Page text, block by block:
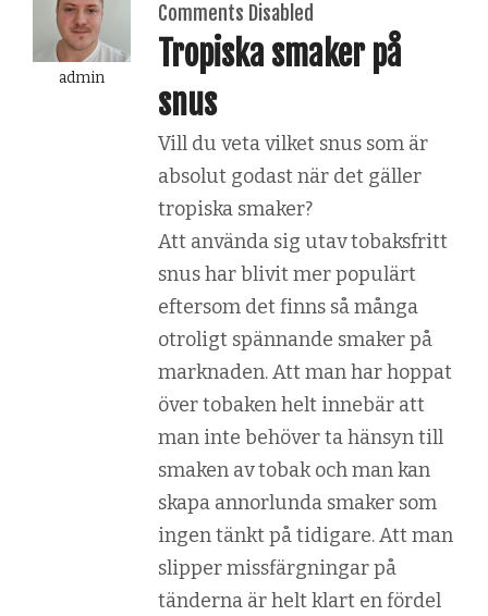
admin
Comments Disabled
Tropiska smaker på
snus
Vill du veta vilket snus som är
absolut godast när det gäller
tropiska smaker?
Att använda sig utav tobaksfritt
snus har blivit mer populärt
eftersom det finns så många
otroligt spännande smaker på
marknaden. Att man har hoppat
över tobaken helt innebär att
man inte behöver ta hänsyn till
smaken av tobak och man kan
skapa annorlunda smaker som
ingen tänkt på tidigare. Att man
slipper missfärgningar på
tänderna är helt klart en fördel